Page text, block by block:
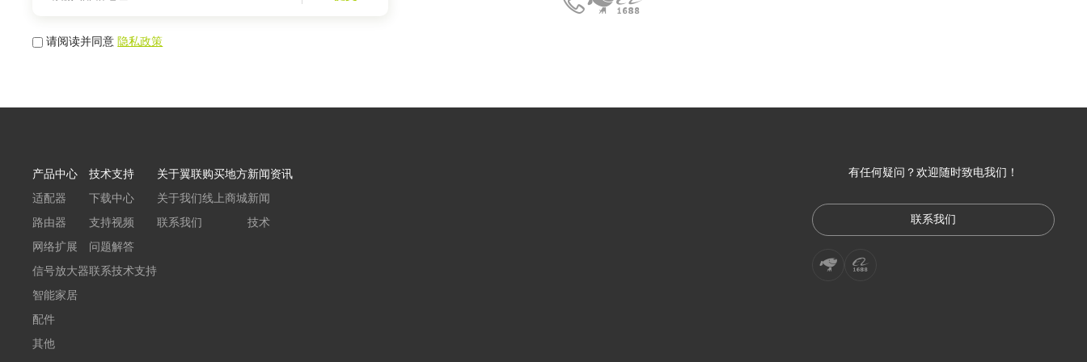
请阅读并同意隐私政策
产品中心
适配器
路由器
网络扩展
信号放大器
智能家居
配件
其他
技术支持
下载中心
支持视频
问题解答
联系技术支持
关于翼联
关于我们
联系我们
购买地方
线上商城
新闻资讯
新闻
技术
有任何疑问？欢迎随时致电我们！
联系我们